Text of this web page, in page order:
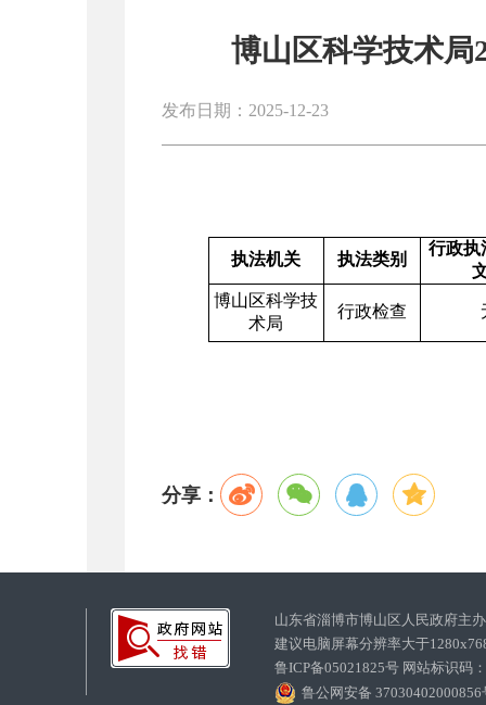
博山区科学技术局
发布日期：2025-12-23
执法机关 执法类别
行政执
博山区科学技
术局
行政检查
分享：
山东省淄博市博山区人民政府
建议电脑屏幕分辨率大于
鲁ICP备05021825号 网站标识码
鲁公网安备 37030402000856